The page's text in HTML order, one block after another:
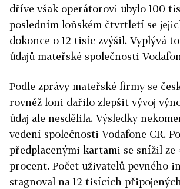
dříve však operátorovi ubylo 100
posledním loňském čtvrtletí se
dokonce o 12 tisíc zvýšil. Vyplývá
údajů mateřské společnosti
Podle zprávy mateřské firmy se
rovněž loni dařilo zlepšit vývoj
údaj ale nesdělila. Výsledky
vedení společnosti Vodafone CR.
předplacenými kartami se snížil ze
procent. Počet uživatelů pevného
stagnoval na 12 tisících